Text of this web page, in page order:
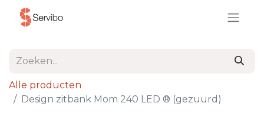
Alle producten
Design zitbank Mom 240 LED ® (gezuurd)